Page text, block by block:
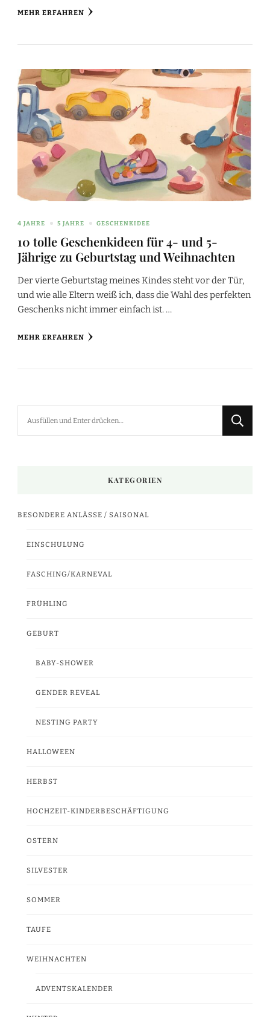
MEHR ERFAHREN
4 JAHRE 5 JAHRE GESCHENKIDEE
10 tolle Geschenkideen für 4- und 5-
Jährige zu Geburtstag und Weihnachten
Der vierte Geburtstag meines Kindes steht vor der Tür,
und wie alle Eltern weiß ich, dass die Wahl des perfekten
Geschenks nicht immer einfach ist. …
MEHR ERFAHREN
KATEGORIEN
BESONDERE ANLÄSSE / SAISONAL
EINSCHULUNG
FASCHING/KARNEVAL
FRÜHLING
GEBURT
BABY-SHOWER
GENDER REVEAL
NESTING PARTY
HALLOWEEN
HERBST
HOCHZEIT-KINDERBESCHÄFTIGUNG
OSTERN
SILVESTER
SOMMER
TAUFE
WEIHNACHTEN
ADVENTSKALENDER